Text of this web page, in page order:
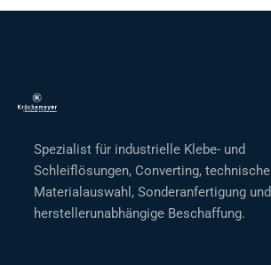
Spezialist für industrielle Klebe- und
Schleiflösungen, Converting, technische
Materialauswahl, Sonderanfertigung und
herstellerunabhängige Beschaffung.